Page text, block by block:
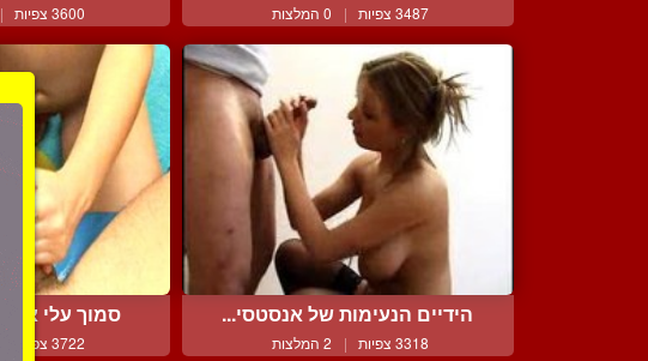
3487 צפיות | 0 המלצות 3600 צפיות |
הידיים הנעימות של אנסטסי...
3318 צפיות | 2 המלצות
סמוך עלי אני
3722 צפיות